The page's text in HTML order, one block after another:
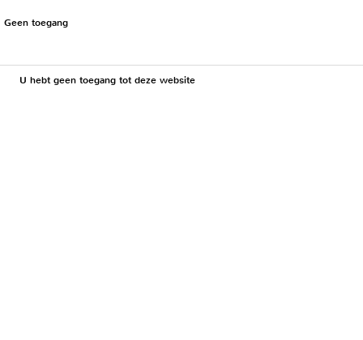
Geen toegang
U hebt geen toegang tot deze website